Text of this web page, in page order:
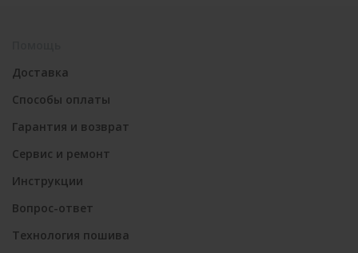
Доставка
Способы оплаты
Гарантия и возврат
Сервис и ремонт
Инструкции
Вопрос-ответ
Технология пошива